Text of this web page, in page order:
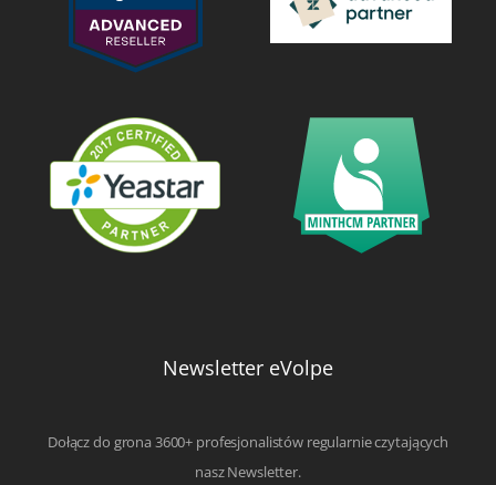
Newsletter eVolpe
Dołącz do grona 3600+ profesjonalistów regularnie czytających
nasz Newsletter.